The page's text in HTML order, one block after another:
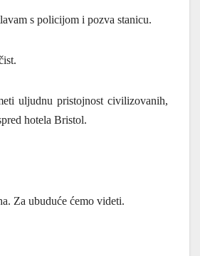
s policijom i pozva stanicu.
uljudnu pristojnost civilizovanih,
hotela Bristol.
Za ubuduće ćemo videti.